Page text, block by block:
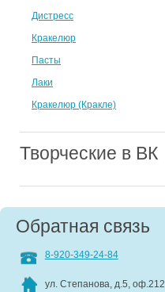
Дистресс
Кракелюр
Пасты
Лаки
Кракелюр (Кракле)
Творческие в ВК
Обратная связь
8-920-349-24-84
ул. Степанова, д.5, оф.212